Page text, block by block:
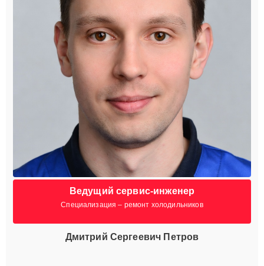
Ведущий сервис-инженер
Специализация – ремонт холодильников
Дмитрий Сергеевич Петров